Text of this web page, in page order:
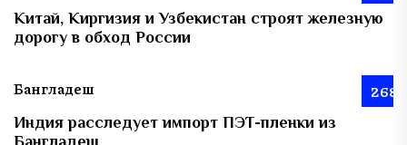
Китай, Киргизия и Узбекистан строят железную
дорогу в обход России
Бангладеш 268
Индия расследует импорт ПЭТ-пленки из
Бангладеш